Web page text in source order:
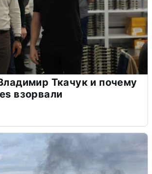
Ткачук и почему
взорвали